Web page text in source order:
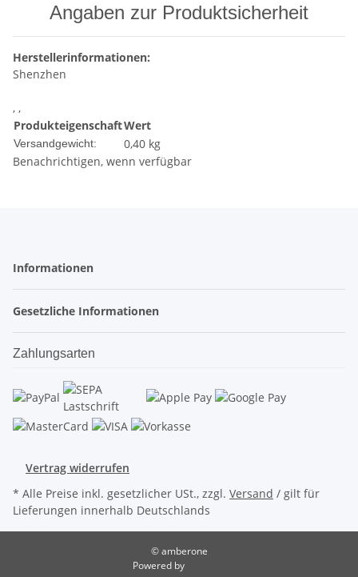
Angaben zur Produktsicherheit
Herstellerinformationen:
Shenzhen
, ,
ProdukteigenschaftWert
Versandgewicht:
0,40 kg
Benachrichtigen, wenn verfügbar
Informationen
Gesetzliche Informationen
Zahlungsarten
Vertrag widerrufen
* Alle Preise inkl. gesetzlicher USt., zzgl. Versand / gilt für
Lieferungen innerhalb Deutschlands
© amberone
Powered by